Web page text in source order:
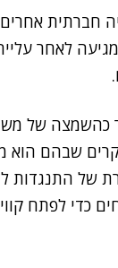
חברתית
לאחר
כהשמצה של
שבהם הוא
של התנגדות
כדי לפתח